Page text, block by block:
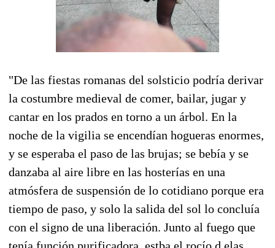
"De las fiestas romanas del solsticio podría derivar
la costumbre medieval de comer, bailar, jugar y
cantar en los prados en torno a un árbol. En la
noche de la vigilia se encendían hogueras enormes,
y se esperaba el paso de las brujas; se bebía y se
danzaba al aire libre en las hosterías en una
atmósfera de suspensión de lo cotidiano porque era
tiempo de paso, y solo la salida del sol lo concluía
con el signo de una liberación. Junto al fuego que